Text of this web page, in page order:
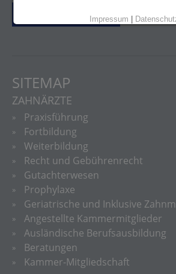
Vertrag widerrufen
SITEMAP
ZAHNÄRZTE
Praxisführung
Fortbildung
Weiterbildung
Recht und Gebührenrecht
Gutachterwesen
Prophylaxe
Geriatrische und Inklusive
Angestellte Kammermitglieder
Ausländische Berufsausbildung
Beratungen
Kammer-Mitgliedschaft
Impressum